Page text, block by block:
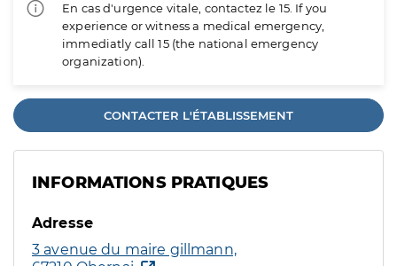
En cas d'urgence vitale, contactez le 15. If you
experience or witness a medical emergency,
immediatly call 15 (the national emergency
organization).
CONTACTER L'ÉTABLISSEMENT
INFORMATIONS PRATIQUES
Adresse
3 avenue du maire gillmann,